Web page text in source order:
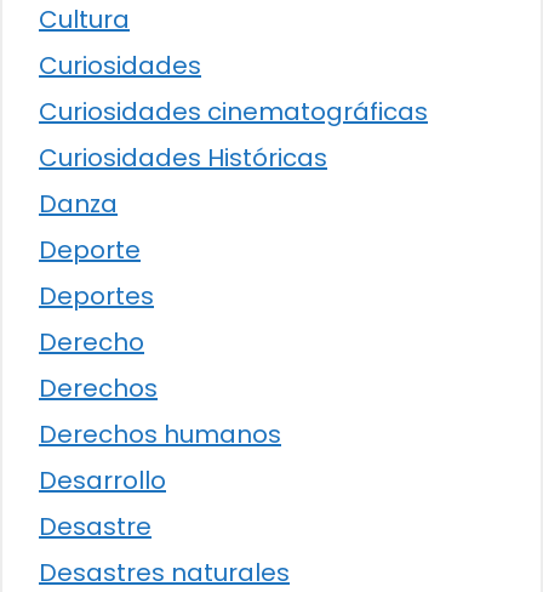
Cultura
Curiosidades
Curiosidades cinematográficas
Curiosidades Históricas
Danza
Deporte
Deportes
Derecho
Derechos
Derechos humanos
Desarrollo
Desastre
Desastres naturales